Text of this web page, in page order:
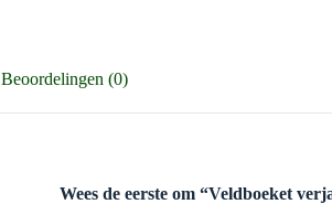
Beoordelingen (0)
Wees de eerste om “Veldboeket